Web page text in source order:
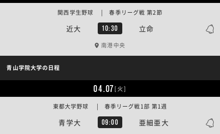
近大 10:30 立命
関西学生野球 | 春季リーグ戦 第2節
南港中央
青山学院大学の日程
04.07[火]
青学大 09:00 亜細亜大
東都大学野球 | 春季リーグ戦1部 第1週